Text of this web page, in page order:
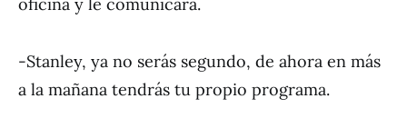
-Stanley, ya no serás segundo, de ahora en más
a la mañana tendrás tu propio programa.